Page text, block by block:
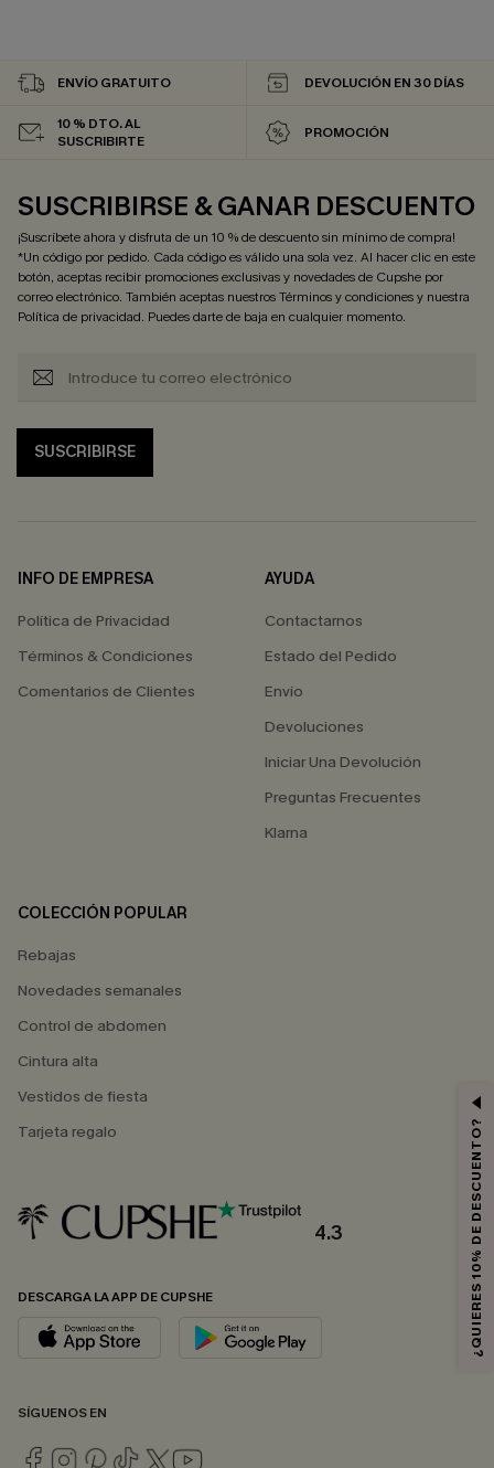
ENVÍO GRATUITO DEVOLUCIÓN EN 30 DÍAS
10 % DTO. AL
SUSCRIBIRTE
PROMOCIÓN
SUSCRIBIRSE & GANAR DESCUENTO
¡Suscríbete ahora y disfruta de un 10 % de descuento sin mínimo de compra!
*Un código por pedido. Cada código es válido una sola vez. Al hacer clic en este
botón, aceptas recibir promociones exclusivas y novedades de Cupshe por
correo electrónico. También aceptas nuestrosTérminos y condicionesy nuestra
Política de privacidad. Puedes darte de baja en cualquier momento.
SUSCRIBIRSE
INFO DE EMPRESA
Política de Privacidad
Términos & Condiciones
Comentarios de Clientes
AYUDA
Contactarnos
Estado del Pedido
Envío
Devoluciones
Iniciar Una Devolución
Preguntas Frecuentes
Klarna
COLECCIÓN POPULAR
Rebajas
Novedades semanales
Control de abdomen
Cintura alta
Vestidos de fiesta
Tarjeta regalo
4.3
DESCARGA LA APP DE CUPSHE
SÍGUENOS EN
¿QUIERES 10% DE DESCUENTO?